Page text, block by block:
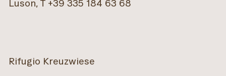
Luson, T +39 335 184 63 68
Rifugio Kreuzwiese